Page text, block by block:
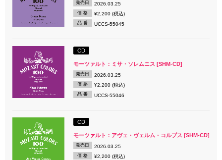
発売日 2026.03.25
価 格 ¥2,200 (税込)
品 番 UCCS-55045
CD
モーツァルト：ミサ・ソレムニス [SHM-CD]
発売日 2026.03.25
価 格 ¥2,200 (税込)
品 番 UCCS-55046
CD
モーツァルト：アヴェ・ヴェルム・コルプス [SHM-CD]
発売日 2026.03.25
価 格 ¥2,200 (税込)